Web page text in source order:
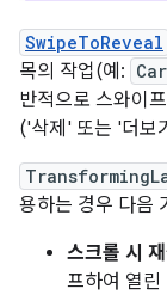
SwipeToReveal
목의 작업(예:
반적으로 스와이
('삭제' 또는 '더보
용하는 경우 다음
스크롤 시
프하여 열린